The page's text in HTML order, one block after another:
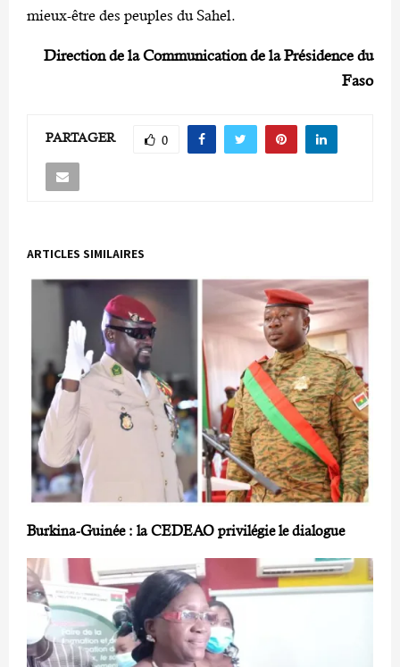
mieux-être des peuples du Sahel.
Direction de la Communication de la Présidence du
Faso
PARTAGER 0
ARTICLES SIMILAIRES
Burkina-Guinée : la CEDEAO privilégie le dialogue